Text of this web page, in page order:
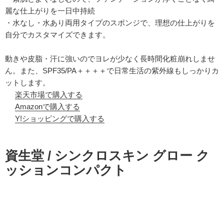
麗な仕上がりを一日中持続
・水なし・水あり両用タイプのスポンジで、理想の仕上がりを
自分でカスタマイズできます。
動きや皮脂・汗に強いのでヨレが少なく長時間化粧崩れしませ
ん。また、SPF35/PA＋＋＋＋で日常生活の紫外線もしっかりカ
ットします。
楽天市場で購入する
Amazonで購入する
Y!ショッピングで購入する
資生堂 / シンクロスキン グロー ク
ッションコンパクト